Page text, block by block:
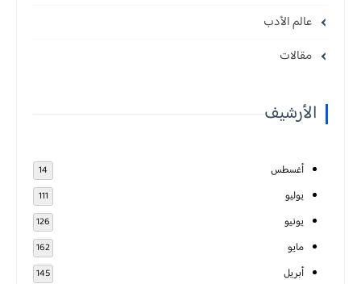
عالم الأدب
مقالات
الأرشيف
أغسطس 14
يوليو 111
يونيو 126
مايو 162
أبريل 145